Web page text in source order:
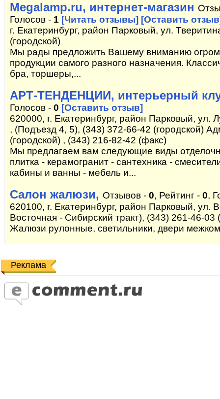
Megalamp.ru, интернет-магазин
Голосов - 1 [Читать отзывы] [Оставить
г. Екатеринбург, район Парковый, ул.
(городской)
Мы рады предложить Вашему вниманию
продукции самого разного назначения.
бра, торшеры,...
АРТ-ТЕНДЕНЦИИ, интерьерный
Голосов - 0 [Оставить отзыв]
620000, г. Екатеринбург, район Парковый, ул.
, (Подъезд 4, 5), (343) 372-66-42 (городской)
(городской) , (343) 216-82-42 (факс)
Мы предлагаем вам следующие виды
плитка - керамогранит - сантехника -
кабины и ванны - мебель и...
Салон жалюзи, Отзывов - 0, Рейтинг - 0,
620100, г. Екатеринбург, район Парковый, ул.
Восточная - Сибирский тракт), (343) 261-46-03
Жалюзи рулонные, светильники, двери
Реклама